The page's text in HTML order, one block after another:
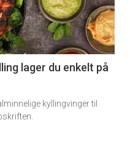
lager du enkelt på
kyllingvinger til